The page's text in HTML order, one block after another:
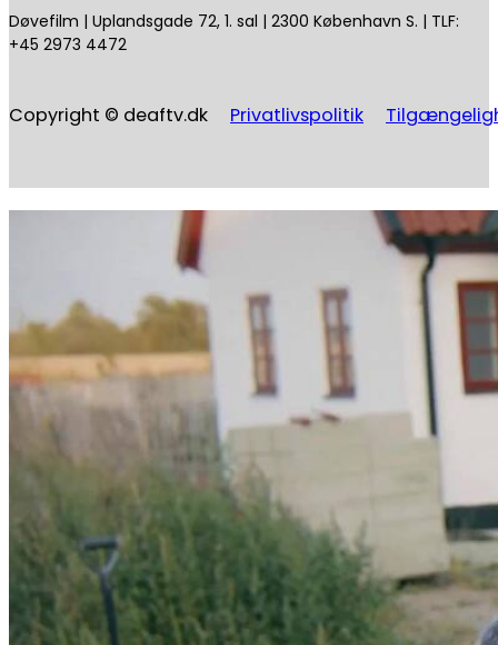
Døvefilm | Uplandsgade 72, 1. sal | 2300 København S. | TLF:
+45 2973 4472
Copyright © deaftv.dk Privatlivspolitik